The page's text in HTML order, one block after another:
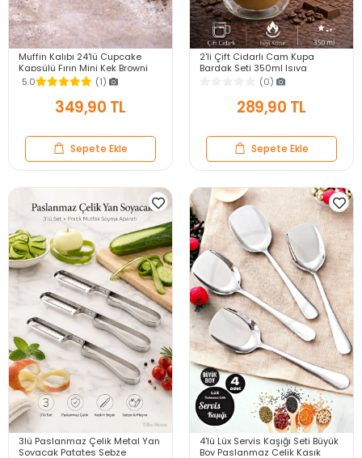
Muffin Kalıbı 24'lü Cupcake
Kapsülü Fırın Mini Kek Browni
Kekstra Kurabiye Kalıbı Muffin
Baking Pan
5.0 (1)
349,90 TL
Sepete Ekle
2'li Çift Cidarlı Cam Kupa
Bardak Seti 350ml Isıya
Dayanıklı Espresso Sunum
Kulplu Kahve Bardağı
(0)
289,90 TL
Sepete Ekle
3lü Paslanmaz Çelik Metal Yan
Soyacak Patates Sebze
4'lü Lüx Servis Kaşığı Seti Büyük
Boy Paslanmaz Çelik Kaşık